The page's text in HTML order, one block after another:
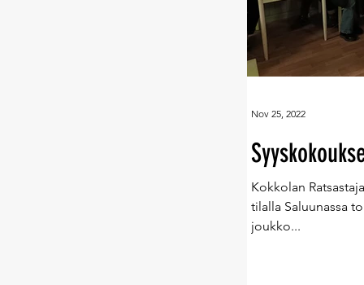
Kokkolan
tilalla Saluunassa
joukko...
Nov 25, 2022